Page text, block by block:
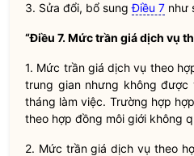
3. Sửa đổi, bổ sungĐiều 7 như
“Điều 7. Mức trần giá dịch vụ
1. Mức trần giá dịch vụ theo
trung gian nhưng không
tháng làm việc. Trường hợp
theo hợp đồng môi giới không
2. Mức trần giá dịch vụ theo